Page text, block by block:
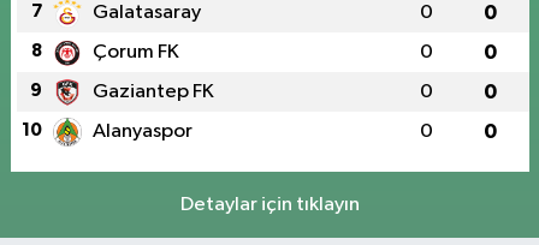
7 Galatasaray 0 0
8 Çorum FK 0 0
9 Gaziantep FK 0 0
10 Alanyaspor 0 0
Detaylar için tıklayın